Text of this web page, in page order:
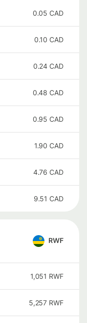
0.05 CAD
0.10 CAD
0.24 CAD
0.48 CAD
0.95 CAD
1.90 CAD
4.76 CAD
9.51 CAD
RWF
1,051 RWF
5,257 RWF